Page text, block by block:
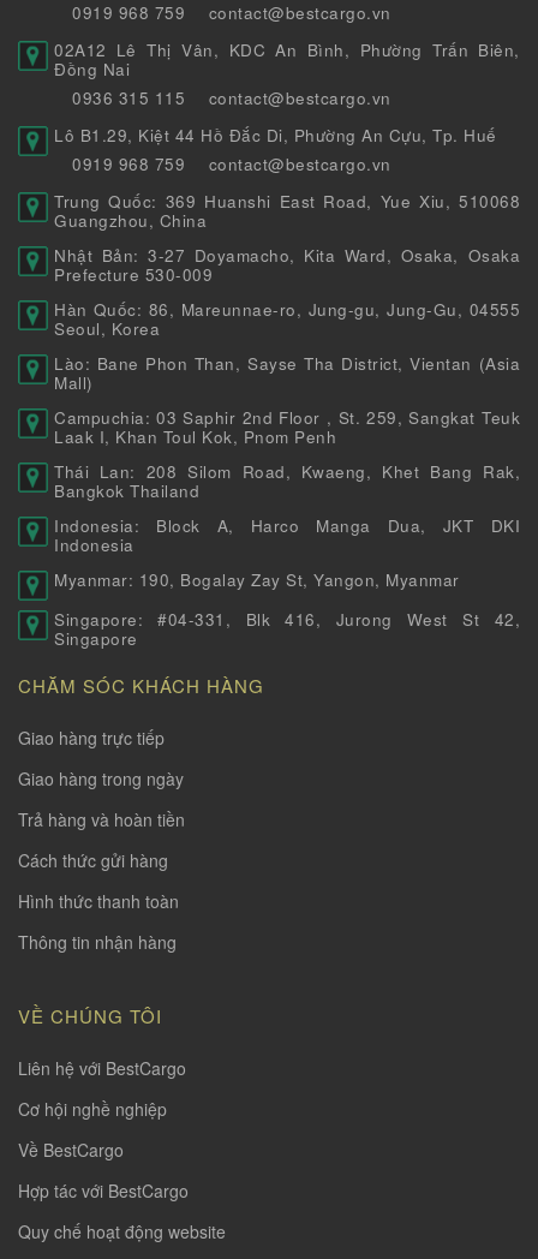
0919 968 759
contact@bestcargo.vn
02A12 Lê Thị Vân, KDC An Bình, Phường Trấn Biên,
Đồng Nai
0936 315 115
contact@bestcargo.vn
Lô B1.29, Kiệt 44 Hồ Đắc Di, Phường An Cựu, Tp. Huế
0919 968 759
contact@bestcargo.vn
Trung Quốc: 369 Huanshi East Road, Yue Xiu, 510068
Guangzhou, China
Nhật Bản: 3-27 Doyamacho, Kita Ward, Osaka, Osaka
Prefecture 530-009
Hàn Quốc: 86, Mareunnae-ro, Jung-gu, Jung-Gu, 04555
Seoul, Korea
Lào: Bane Phon Than, Sayse Tha District, Vientan (Asia
Mall)
Campuchia: 03 Saphir 2nd Floor , St. 259, Sangkat Teuk
Laak I, Khan Toul Kok, Pnom Penh
Thái Lan: 208 Silom Road, Kwaeng, Khet Bang Rak,
Bangkok Thailand
Indonesia: Block A, Harco Manga Dua, JKT DKI
Indonesia
Myanmar: 190, Bogalay Zay St, Yangon, Myanmar
Singapore: #04-331, Blk 416, Jurong West St 42,
Singapore
CHĂM SÓC KHÁCH HÀNG
Giao hàng trực tiếp
Giao hàng trong ngày
Trả hàng và hoàn tiền
Cách thức gửi hàng
Hình thức thanh toàn
Thông tin nhận hàng
VỀ CHÚNG TÔI
Liên hệ với BestCargo
Cơ hội nghề nghiệp
Về BestCargo
Hợp tác với BestCargo
Quy chế hoạt động website